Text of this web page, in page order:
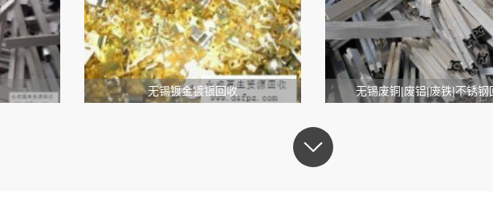
无锡镀金镀银回收 无锡废铜|废铝|废铁|不锈钢